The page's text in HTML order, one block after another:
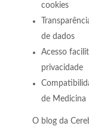
cookies
de dados
Acesso
privacidade
de Medicina
O blog da